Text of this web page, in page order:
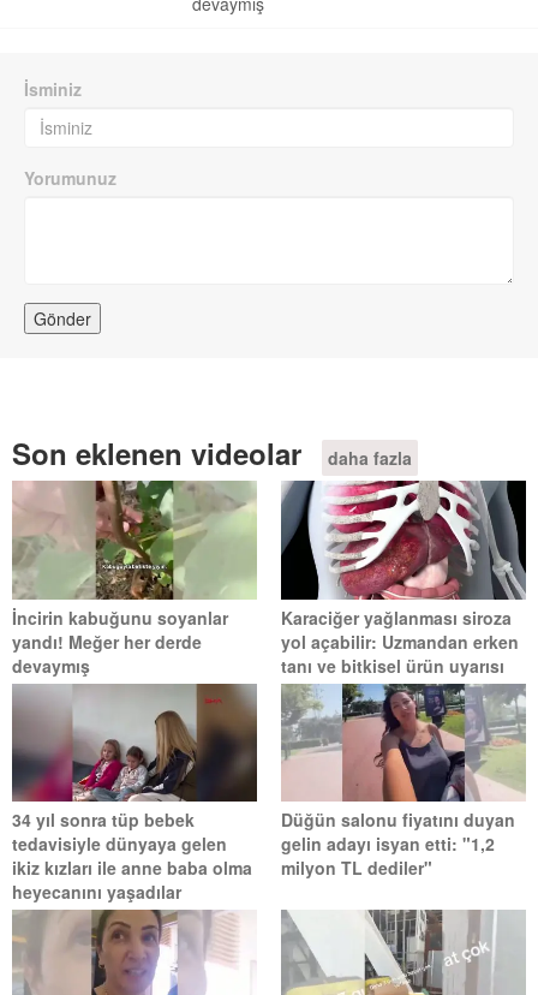
İsminiz
Yorumunuz
Son eklenen videolar daha fazla
İncirin kabuğunu soyanlar
yandı! Meğer her derde
devaymış
Karaciğer yağlanması siroza
yol açabilir: Uzmandan erken
tanı ve bitkisel ürün uyarısı
34 yıl sonra tüp bebek
tedavisiyle dünyaya gelen
ikiz kızları ile anne baba olma
heyecanını yaşadılar
Düğün salonu fiyatını duyan
gelin adayı isyan etti: "1,2
milyon TL dediler"